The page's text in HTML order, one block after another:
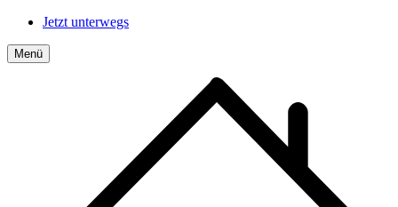
Jetzt unterwegs
Menü